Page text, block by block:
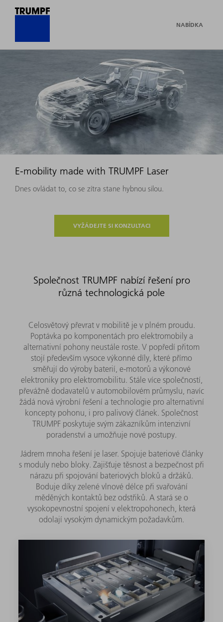
NABÍDKA
E-mobility made with TRUMPF Laser
Dnes ovládat to, co se zítra stane hybnou silou.
VYŽÁDEJTE SI KONZULTACI
Společnost TRUMPF nabízí řešení pro
různá technologická pole
Celosvětový převrat v mobilitě je v plném proudu.
Poptávka po komponentách pro elektromobily a
alternativní pohony neustále roste. V popředí přitom
stojí především vysoce výkonné díly, které přímo
směřují do výroby baterií, e-motorů a výkonové
elektroniky pro elektromobilitu. Stále více společností,
převážně dodavatelů v automobilovém průmyslu, navíc
žádá nová výrobní řešení a technologie pro alternativní
koncepty pohonu, i pro palivový článek. Společnost
TRUMPF poskytuje svým zákazníkům intenzivní
poradenství a umožňuje nové postupy.
Jádrem mnoha řešení je laser. Spojuje bateriové články
s moduly nebo bloky. Zajišťuje těsnost a bezpečnost při
nárazu při spojování bateriových bloků a držáků.
Boduje díky zelené vlnové délce při svařování
měděných kontaktů bez odstřiků. A stará se o
vysokopevnostní spojení v elektropohonech, která
odolají vysokým dynamickým požadavkům.